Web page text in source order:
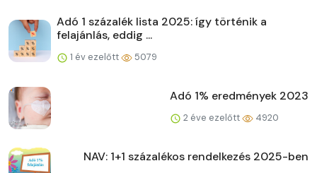
Adó 1 százalék lista 2025: így történik a
felajánlás, eddig ...
1 év ezelőtt 5079
Adó 1% eredmények 2023
2 éve ezelőtt 4920
NAV: 1+1 százalékos rendelkezés 2025-ben